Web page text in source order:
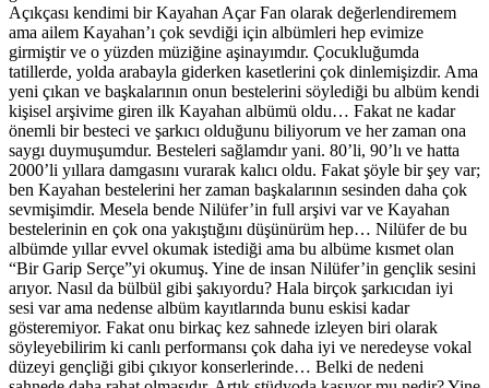
Açıkçası kendimi bir Kayahan Açar Fan olarak değerlendiremem
ama ailem Kayahan’ı çok sevdiği için albümleri hep evimize
girmiştir ve o yüzden müziğine aşinayımdır. Çocukluğumda
tatillerde, yolda arabayla giderken kasetlerini çok dinlemişizdir. Ama
yeni çıkan ve başkalarının onun bestelerini söylediği bu albüm kendi
kişisel arşivime giren ilk Kayahan albümü oldu… Fakat ne kadar
önemli bir besteci ve şarkıcı olduğunu biliyorum ve her zaman ona
saygı duymuşumdur. Besteleri sağlamdır yani. 80’li, 90’lı ve hatta
2000’li yıllara damgasını vurarak kalıcı oldu. Fakat şöyle bir şey var;
ben Kayahan bestelerini her zaman başkalarının sesinden daha çok
sevmişimdir. Mesela bende Nilüfer’in full arşivi var ve Kayahan
bestelerinin en çok ona yakıştığını düşünürüm hep… Nilüfer de bu
albümde yıllar evvel okumak istediği ama bu albüme kısmet olan
“Bir Garip Serçe”yi okumuş. Yine de insan Nilüfer’in gençlik sesini
arıyor. Nasıl da bülbül gibi şakıyordu? Hala birçok şarkıcıdan iyi
sesi var ama nedense albüm kayıtlarında bunu eskisi kadar
gösteremiyor. Fakat onu birkaç kez sahnede izleyen biri olarak
söyleyebilirim ki canlı performansı çok daha iyi ve neredeyse vokal
düzeyi gençliği gibi çıkıyor konserlerinde… Belki de nedeni